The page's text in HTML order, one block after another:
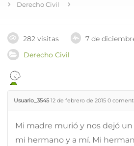
Derecho Civil
282 visitas
7 de
Derecho Civil
Usuario_3545 12 de febrero de 2015 0
Mi madre murió y nos dejó un
mi hermano y a mí. Mi